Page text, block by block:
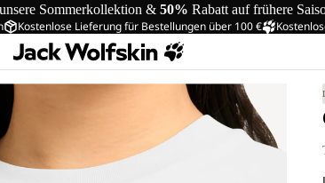
Sommerkollektion & 50% Rabatt auf frühere
Kostenlose Lieferung für Bestellungen über 100 €